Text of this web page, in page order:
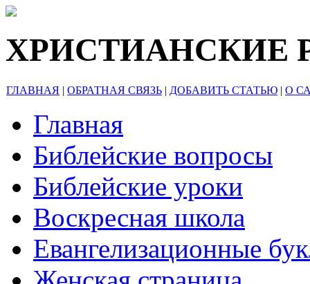
ХРИСТИАНСКИЕ
ГЛАВНАЯ | ОБРАТНАЯ СВЯЗЬ | ДОБАВИТЬ СТАТЬЮ | О
Главная
Библейские вопросы
Библейские уроки
Воскресная школа
Евангелизационные